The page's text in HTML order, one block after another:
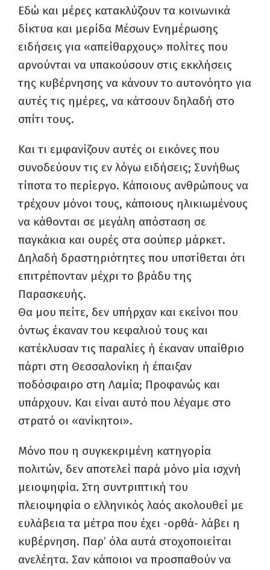
Εδώ και μέρες κατακλύζουν τα κοινωνικά
δίκτυα και μερίδα Μέσων Ενημέρωσης
ειδήσεις για «απείθαρχους» πολίτες που
αρνούνται να υπακούσουν στις εκκλήσεις
της κυβέρνησης να κάνουν το αυτονόητο για
αυτές τις ημέρες, να κάτσουν δηλαδή στο
σπίτι τους.
Και τι εμφανίζουν αυτές οι εικόνες που
συνοδεύουν τις εν λόγω ειδήσεις; Συνήθως
τίποτα το περίεργο. Κάποιους ανθρώπους να
τρέχουν μόνοι τους, κάποιους ηλικιωμένους
να κάθονται σε μεγάλη απόσταση σε
παγκάκια και ουρές στα σούπερ μάρκετ.
Δηλαδή δραστηριότητες που υποτίθεται ότι
επιτρέπονταν μέχρι το βράδυ της
Παρασκευής.
Θα μου πείτε, δεν υπήρχαν και εκείνοι που
όντως έκαναν του κεφαλιού τους και
κατέκλυσαν τις παραλίες ή έκαναν υπαίθριο
πάρτι στη Θεσσαλονίκη ή έπαιξαν
ποδόσφαιρο στη Λαμία; Προφανώς και
υπάρχουν. Και είναι αυτό που λέγαμε στο
στρατό οι «ανίκητοι».
Μόνο που η συγκεκριμένη κατηγορία
πολιτών, δεν αποτελεί παρά μόνο μία ισχνή
μειοψηφία. Στη συντριπτική του
πλειοψηφία ο ελληνικός λαός ακολουθεί με
ευλάβεια τα μέτρα που έχει -ορθά- λάβει η
κυβέρνηση. Παρ’ όλα αυτά στοχοποιείται
ανελέητα. Σαν κάποιοι να προσπαθούν να